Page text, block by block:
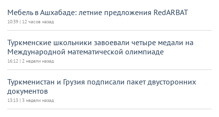
Мебель в Ашхабаде: летние предложения RedARBAT
10:39 | 12 часов назад
Туркменские школьники завоевали четыре медали на
Международной математической олимпиаде
16:12 | 2 недели назад
Туркменистан и Грузия подписали пакет двусторонних
документов
13:13 | 3 недели назад